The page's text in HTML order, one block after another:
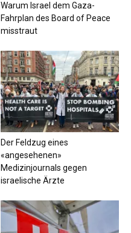
Warum Israel dem Gaza-
Fahrplan des Board of Peace
misstraut
Der Feldzug eines
«angesehenen»
Medizinjournals gegen
israelische Ärzte